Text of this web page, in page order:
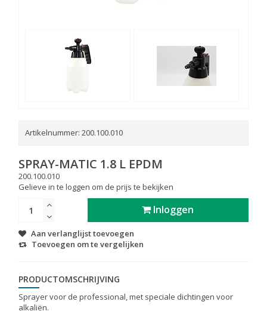
Artikelnummer: 200.100.010
SPRAY-MATIC 1.8 L EPDM
200.100.010
Gelieve in te loggen om de prijs te bekijken
Inloggen
Aan verlanglijst toevoegen
Toevoegen om te vergelijken
PRODUCTOMSCHRIJVING
Sprayer voor de professional, met speciale dichtingen voor
alkaliën.